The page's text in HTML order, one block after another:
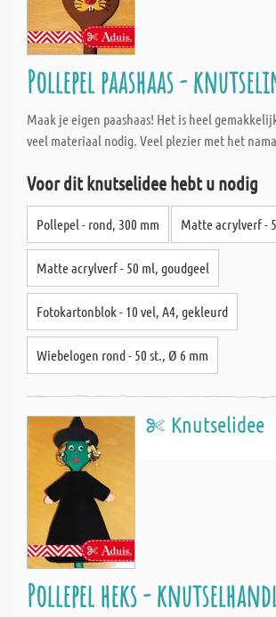
Pollepel paashaas -
Maak je eigen paashaas! Het is heel
veel materiaal nodig. Veel plezier met het
Voor dit knutselidee hebt u nodig
Pollepel - rond, 300 mm Matte acrylverf -
Matte acrylverf - 50 ml, goudgeel
Fotokartonblok - 10 vel, A4, gekleurd
Wiebelogen rond - 50 st., Ø 6 mm
Knutselidee
Pollepel heks -